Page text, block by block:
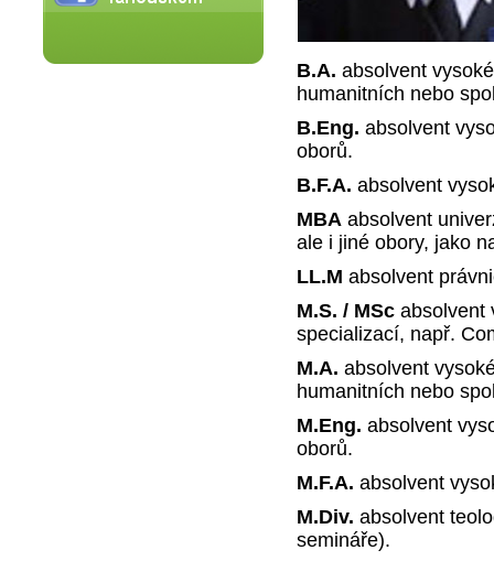
B.A. absolvent
humanitních nebo
B.Eng. absolvent
oborů.
B.F.A. absolvent
MBA absolvent
ale i jiné obory, jako
LL.M absolvent
M.S. / MSc absolvent
specializací, např.
M.A. absolvent
humanitních nebo
M.Eng. absolvent
oborů.
M.F.A. absolvent
M.Div. absolvent
semináře).